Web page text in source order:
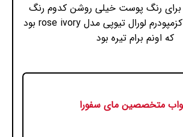
برای رنگ پوست خیلی روشن کدوم رنگ
مناسبه ؟ آخرین کزمپودرم لورال تیوپی مدل rose ivory بود
که اونم برام تیره بود
متخصصین مای سفورا